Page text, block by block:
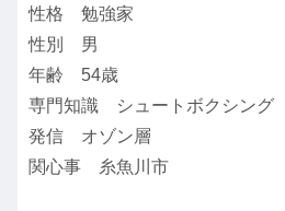
性格 勉強家
性別 男
年齢 54歳
専門知識 シュートボクシング
発信 オゾン層
関心事 糸魚川市